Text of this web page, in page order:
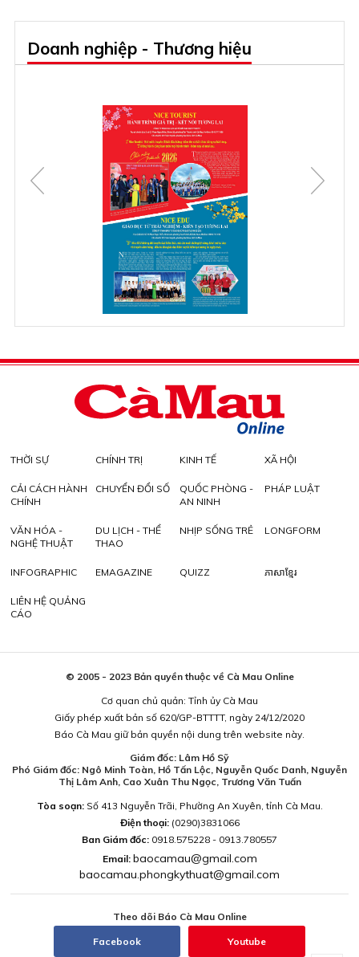
Doanh nghiệp - Thương hiệu
THỜI SỰ CHÍNH TRỊ KINH TẾ XÃ HỘI
CẢI CÁCH HÀNH
CHÍNH
CHUYỂN ĐỔI SỐ
QUỐC PHÒNG -
AN NINH
PHÁP LUẬT
VĂN HÓA -
NGHỆ THUẬT
DU LỊCH - THỂ
THAO
NHỊP SỐNG TRẺ LONGFORM
INFOGRAPHIC EMAGAZINE QUIZZ ភាសាខ្មែរ
LIÊN HỆ QUẢNG
CÁO
© 2005 - 2023 Bản quyền thuộc về Cà Mau Online
Cơ quan chủ quản: Tỉnh ủy Cà Mau
Giấy phép xuất bản số 620/GP-BTTTT, ngày 24/12/2020
Báo Cà Mau giữ bản quyền nội dung trên website này.
Giám đốc: Lâm Hồ Sỹ
Phó Giám đốc: Ngô Minh Toàn, Hồ Tấn Lộc, Nguyễn Quốc Danh, Nguyễn
Thị Lâm Anh, Cao Xuân Thu Ngọc, Trương Văn Tuấn
Tòa soạn:Số 413 Nguyễn Trãi, Phường An Xuyên, tỉnh Cà Mau.
Điện thoại: (0290)3831066
Ban Giám đốc: 0918.575228 - 0913.780557
Email: baocamau@gmail.com
baocamau.phongkythuat@gmail.com
Theo dõi Báo Cà Mau Online
Facebook Youtube